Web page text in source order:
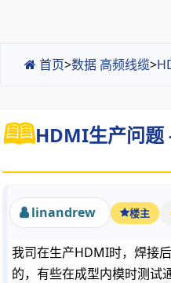
首页>数据 高频线缆>
HDMI生产问题
linandrew 楼主
我司在生产HDMI时，焊接
的，有些在成型内模时测试